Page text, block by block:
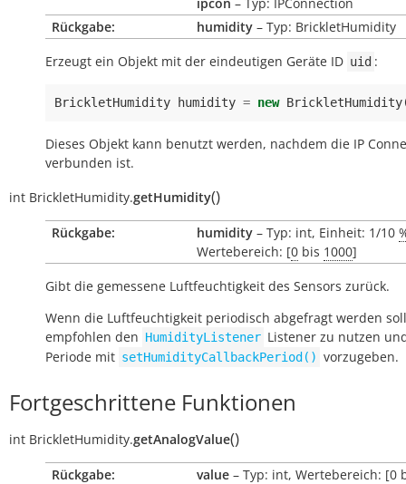
Rückgabe:
humidity – Typ: BrickletHumidity
Erzeugt ein Objekt mit der eindeutigen Geräte ID uid :
BrickletHumidity humidity = new BrickletHumidity
Dieses Objekt kann benutzt werden, nachdem die IP
verbunden ist.
int BrickletHumidity.getHumidity()
Rückgabe: humidity – Typ: int, Einheit: 1/10
Wertebereich: [0 bis 1000]
Gibt die gemessene Luftfeuchtigkeit des Sensors zurück.
Wenn die Luftfeuchtigkeit periodisch abgefragt werden
empfohlen den HumidityListener Listener zu nutzen
Periode mit setHumidityCallbackPeriod() vorzugeben.
Fortgeschrittene Funktionen
int BrickletHumidity.getAnalogValue()
Rückgabe: value – Typ: int, Wertebereich: [0